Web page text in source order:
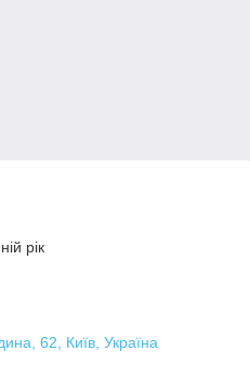
рік
62, Київ, Україна